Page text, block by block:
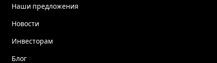
Наши предложения
Новости
Инвесторам
Блог